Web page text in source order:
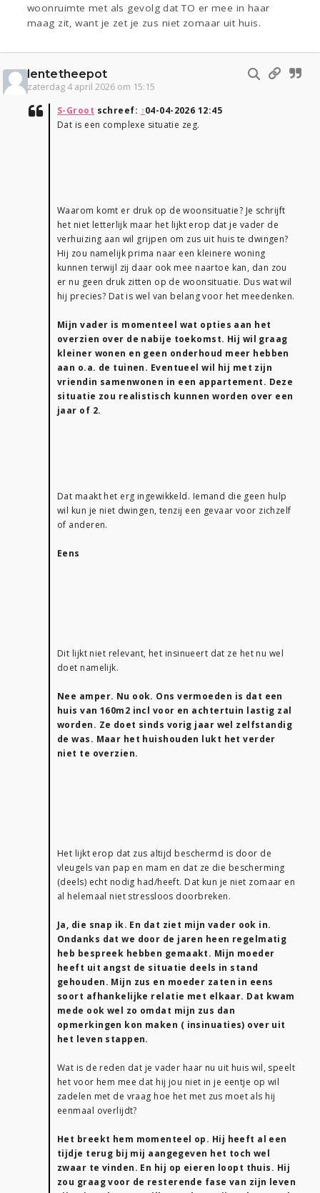
woonruimte met als gevolg dat TO er mee in haar
maag zit, want je zet je zus niet zomaar uit huis.
lentetheepot
zaterdag 4 april 2026 om 15:15
S-Groot schreef: ↑04-04-2026 12:45
Dat is een complexe situatie zeg.
Waarom komt er druk op de woonsituatie? Je schrijft
het niet letterlijk maar het lijkt erop dat je vader de
verhuizing aan wil grijpen om zus uit huis te dwingen?
Hij zou namelijk prima naar een kleinere woning
kunnen terwijl zij daar ook mee naartoe kan, dan zou
er nu geen druk zitten op de woonsituatie. Dus wat wil
hij precies? Dat is wel van belang voor het meedenken.
Mijn vader is momenteel wat opties aan het
overzien over de nabije toekomst. Hij wil graag
kleiner wonen en geen onderhoud meer hebben
aan o.a. de tuinen. Eventueel wil hij met zijn
vriendin samenwonen in een appartement. Deze
situatie zou realistisch kunnen worden over een
jaar of 2.
Dat maakt het erg ingewikkeld. Iemand die geen hulp
wil kun je niet dwingen, tenzij een gevaar voor zichzelf
of anderen.
Eens
Dit lijkt niet relevant, het insinueert dat ze het nu wel
doet namelijk.
Nee amper. Nu ook. Ons vermoeden is dat een
huis van 160m2 incl voor en achtertuin lastig zal
worden. Ze doet sinds vorig jaar wel zelfstandig
de was. Maar het huishouden lukt het verder
niet te overzien.
Het lijkt erop dat zus altijd beschermd is door de
vleugels van pap en mam en dat ze die bescherming
(deels) echt nodig had/heeft. Dat kun je niet zomaar en
al helemaal niet stressloos doorbreken.
Ja, die snap ik. En dat ziet mijn vader ook in.
Ondanks dat we door de jaren heen regelmatig
heb bespreek hebben gemaakt. Mijn moeder
heeft uit angst de situatie deels in stand
gehouden. Mijn zus en moeder zaten in eens
soort afhankelijke relatie met elkaar. Dat kwam
mede ook wel zo omdat mijn zus dan
opmerkingen kon maken ( insinuaties) over uit
het leven stappen.
Wat is de reden dat je vader haar nu uit huis wil, speelt
het voor hem mee dat hij jou niet in je eentje op wil
zadelen met de vraag hoe het met zus moet als hij
eenmaal overlijdt?
Het breekt hem momenteel op. Hij heeft al een
tijdje terug bij mij aangegeven het toch wel
zwaar te vinden. En hij op eieren loopt thuis. Hij
zou graag voor de resterende fase van zijn leven